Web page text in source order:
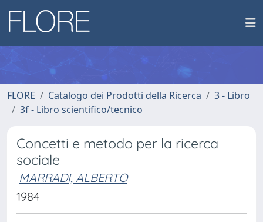
FLORE Catalogo dei Prodotti della Ricerca
3 - Libro
3f - Libro scientifico/tecnico
Concetti e metodo per la ricerca
sociale
MARRADI, ALBERTO
1984